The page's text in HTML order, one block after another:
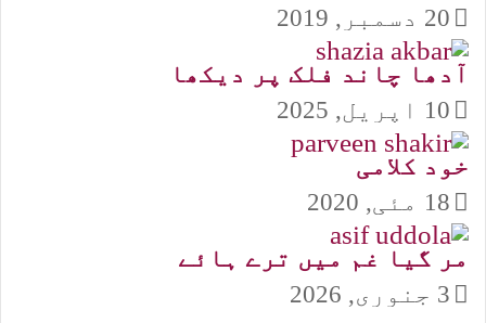
20 دسمبر, 2019
آدھا چاند فلک پر دیکھا
10 اپریل, 2025
خود کلامی
18 مئی, 2020
مر گیا غم میں ترے ہائے
3 جنوری, 2026